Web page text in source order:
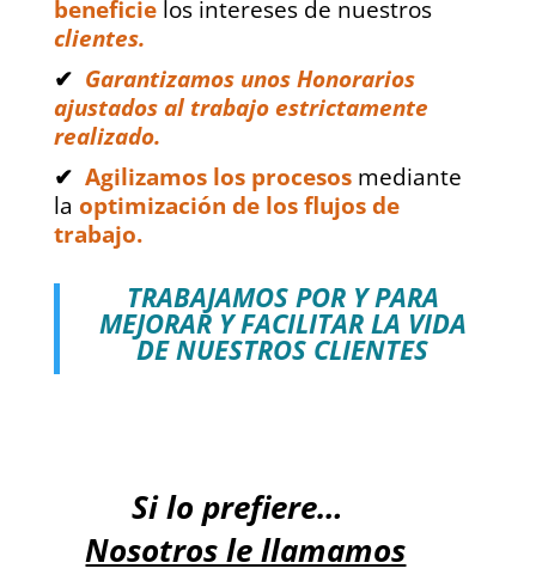
beneficie los intereses de nuestros
clientes.
✔ Garantizamos unos Honorarios
ajustados al trabajo estrictamente
realizado.
✔ Agilizamos los procesos mediante
la optimización de los flujos de
trabajo.
TRABAJAMOS POR Y PARA
MEJORAR Y FACILITAR LA VIDA
DE NUESTROS CLIENTES
Si lo prefiere…
Nosotros le llamamos